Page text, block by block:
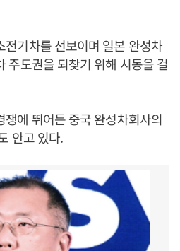
기차를 선보이며 일본 완성차
주도권을 되찾기 위해 시동을 걸
에 뛰어든 중국 완성차회사의
안고 있다.